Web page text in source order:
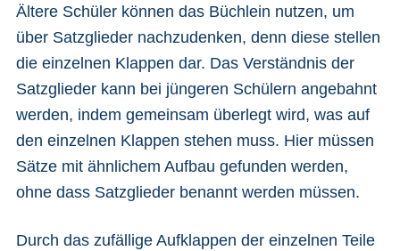
Ältere Schüler können das Büchlein nutzen, um
über Satzglieder nachzudenken, denn diese stellen
die einzelnen Klappen dar. Das Verständnis der
Satzglieder kann bei jüngeren Schülern angebahnt
werden, indem gemeinsam überlegt wird, was auf
den einzelnen Klappen stehen muss. Hier müssen
Sätze mit ähnlichem Aufbau gefunden werden,
ohne dass Satzglieder benannt werden müssen.
Durch das zufällige Aufklappen der einzelnen Teile